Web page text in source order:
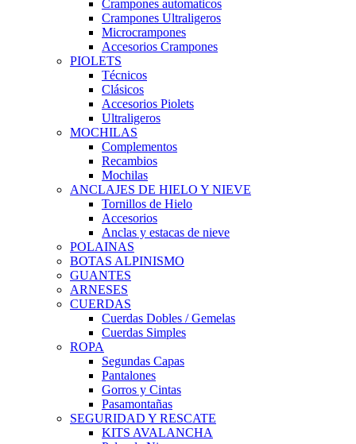
Crampones automaticos
Crampones Ultraligeros
Microcrampones
Accesorios Crampones
PIOLETS
Técnicos
Clásicos
Accesorios Piolets
Ultraligeros
MOCHILAS
Complementos
Recambios
Mochilas
ANCLAJES DE HIELO Y NIEVE
Tornillos de Hielo
Accesorios
Anclas y estacas de nieve
POLAINAS
BOTAS ALPINISMO
GUANTES
ARNESES
CUERDAS
Cuerdas Dobles / Gemelas
Cuerdas Simples
ROPA
Segundas Capas
Pantalones
Gorros y Cintas
Pasamontañas
SEGURIDAD Y RESCATE
KITS AVALANCHA